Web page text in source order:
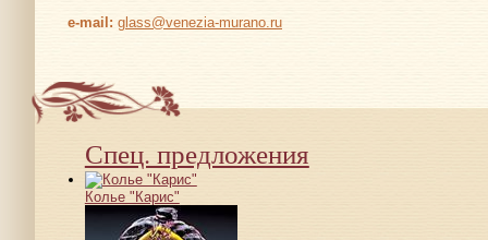
е-mail: glass@venezia-murano.ru
Спец. предложения
Колье "Карис"